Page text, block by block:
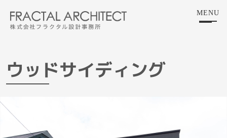
the
MENU
ウッドサイディング